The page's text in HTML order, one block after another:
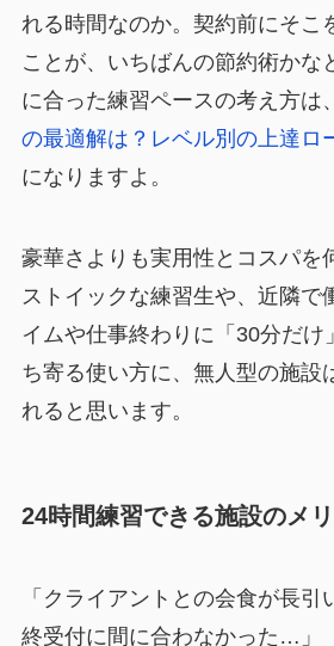
れる時間なのか。契約前にそこ
ことが、いちばんの節約術かな
に合った練習ペースの考え方は、
の最適解は？レベル別の上達ロ
になりますよ。
豪華さよりも実用性とコスパを
ストイックな練習生や、近隣で
イムや仕事終わりに「30分だけ
ち寄る使い方に、無人型の施設
れると思います。
24時間練習できる施設のメ
「クライアントとの会食が長引
終受付に間に合わなかった…」